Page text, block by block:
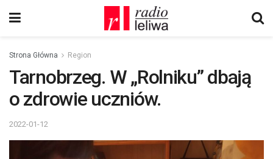
Strona Główna Region
Tarnobrzeg. W „Rolniku” dbają
o zdrowie uczniów.
2022-01-12